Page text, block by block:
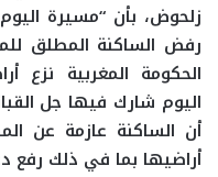
زلحوض، بأن “مسيرة
رفض الساكنة المطلق
الحكومة المغربية نزع
اليوم شارك فيها جل
أن الساكنة عازمة عن
أراضيها بما في ذلك رفع